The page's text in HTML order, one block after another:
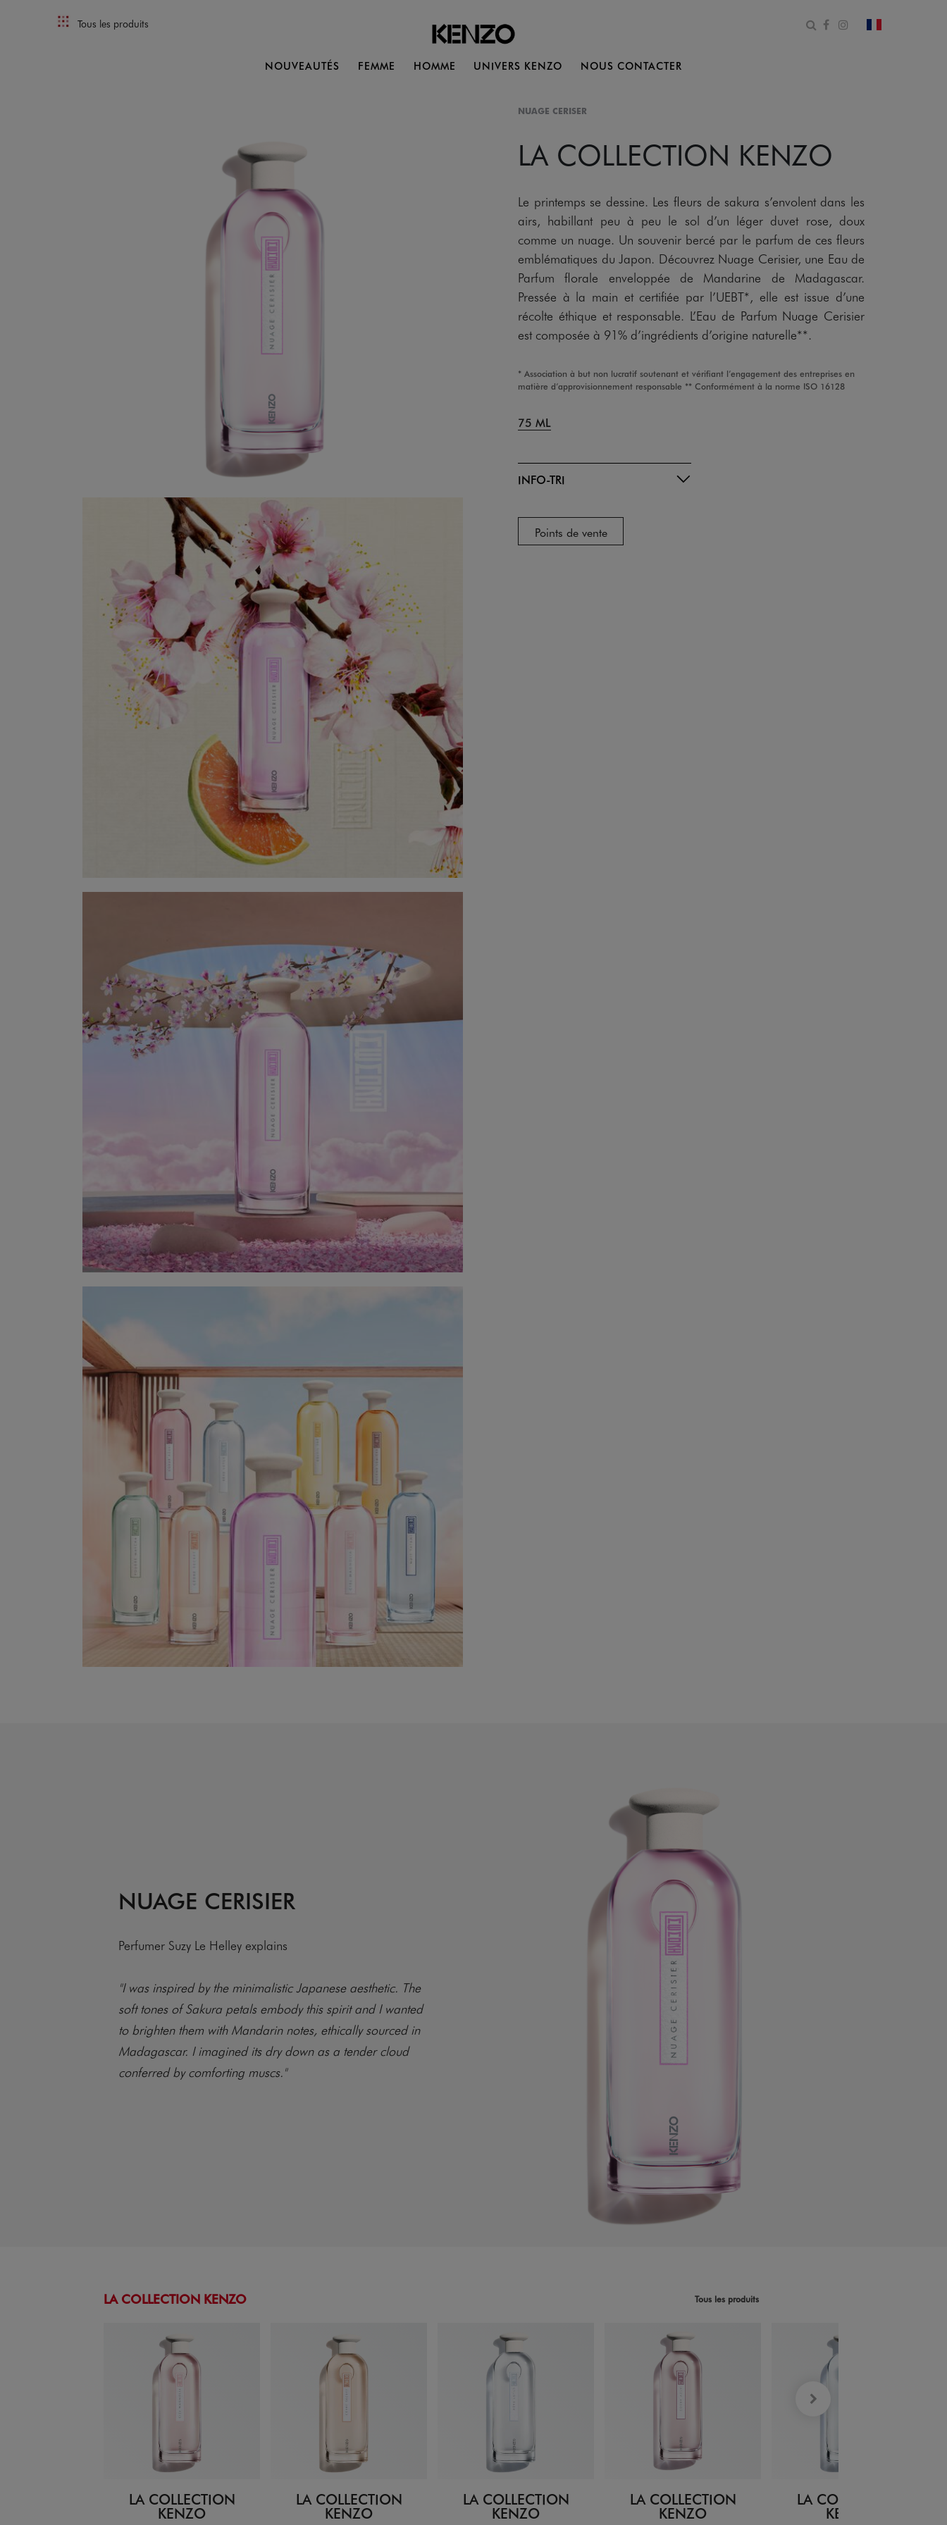
Tous les produits Ouvrir le formulaire de
Facebook
Instagram
changer le
NOUVEAUTÉS FEMME HOMME UNIVERS KENZO NOUS CONTACTER
NUAGE CERISER
LA COLLECTION KENZO
Le printemps se dessine. Les fleurs de sakura s’envolent dans les
airs, habillant peu à peu le sol d’un léger duvet rose, doux
comme un nuage. Un souvenir bercé par le parfum de ces fleurs
emblématiques du Japon. Découvrez Nuage Cerisier, une Eau de
Parfum florale enveloppée de Mandarine de Madagascar.
Pressée à la main et certifiée par l’UEBT*, elle est issue d’une
récolte éthique et responsable. L’Eau de Parfum Nuage Cerisier
est composée à 91% d’ingrédients d’origine naturelle**.
* Association à but non lucratif soutenant et vérifiant l’engagement des entreprises en
matière d’approvisionnement responsable ** Conformément à la norme ISO 16128
75 ML
INFO-TRI
Points de vente
NUAGE CERISIER
Perfumer Suzy Le Helley explains
"I was inspired by the minimalistic Japanese aesthetic. The
soft tones of Sakura petals embody this spirit and I wanted
to brighten them with Mandarin notes, ethically sourced in
Madagascar. I imagined its dry down as a tender cloud
conferred by comforting muscs."
LA COLLECTION KENZO Tous les produits
LA COLLECTION
KENZO
LA COLLECTION
KENZO
LA COLLECTION
KENZO
LA COLLECTION
KENZO
LA COLLECTION
KENZO